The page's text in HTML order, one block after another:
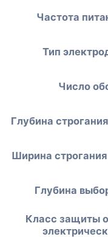
Частота
Тип
Число
Глубина
Ширина
Глубина
Класс защиты